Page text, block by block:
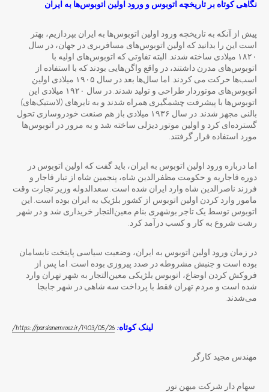
نگاهی کوتاه بر تاریخچه اتوبوس و ورود اولین اتوبوس‌‌ها به ایران
پیش از آنکه به تاریخچه ورود اولین اتوبوس‌ها به ایران بپردازیم، بهتر
است این را بدانید که اولین اتوبوس‌های مسافربری در جهان، در سال
۱۸۲۰ میلادی ساخته شدند. البته تفاوتی که اتوبوس‌های اولیه با
اتوبوس‌های مدرن داشتند، در واقع واگن‌هایی بودند که با استفاده از
اسب‌ها حرکت می‌ کردند. اما سال‌ها بعد در سال ۱۹۰۵ میلادی اولین
اتوبوس‌های موتوردار طراحی و تولید شدند. در سال ۱۹۲۰ میلادی این
اتوبوس‌‌ها با پیشرفت چشمگیری همراه شدند و به تایرهای (لاستیک‌های)
بالنی مجهز شدند. در سال ۱۹۳۶ میلادی باز هم صنعت خودروسازی تحول
گسترده‌ای کرد و اولین موتور دیزلی ساخته شد و به مرور در اتوبوس‌ها
مورد استفاده قرار گرفتند.
اما درباره ورود اولین اتوبوس به ایران، باید گفت که اولین اتوبوس در
دوره قاجاریه و حکومت مظفرالدین شاه، پنجمین شاه از تبار قاجار و
فرزند ناصرالدین شاه وارد ایران شده است. سعدالدوله وزیر تجارت وقت
مامور وارد کردن اولین اتوبوس از کشور بلژیک به ایران بوده است. این
اتوبوس توسط یک تاجر بوشهری بنام معین‌التجار خریداری شد و در شهر
رشت شروع به کار و کسب درآمد کرد.
در زمان ورود اولین اتوبوس به ایران، وضعیت سیاسی پایتخت نابسامان
بوده است و جنبش مشروطه در صدد پیروزی بوده است. اما پس از
فروکش کردن اوضاع، اتوبوس بلژیکی معین‌التجار به شهر تهران وارد
شده است و مردم تهران فقط با پرداخت سه شاهی در شهر جابجا
می‌شدند.
لینک کوتاه: https://parsianemrooz.ir/1403/05/26/
مهندس مجید کارگر
سهام دار شرکت میهن نور